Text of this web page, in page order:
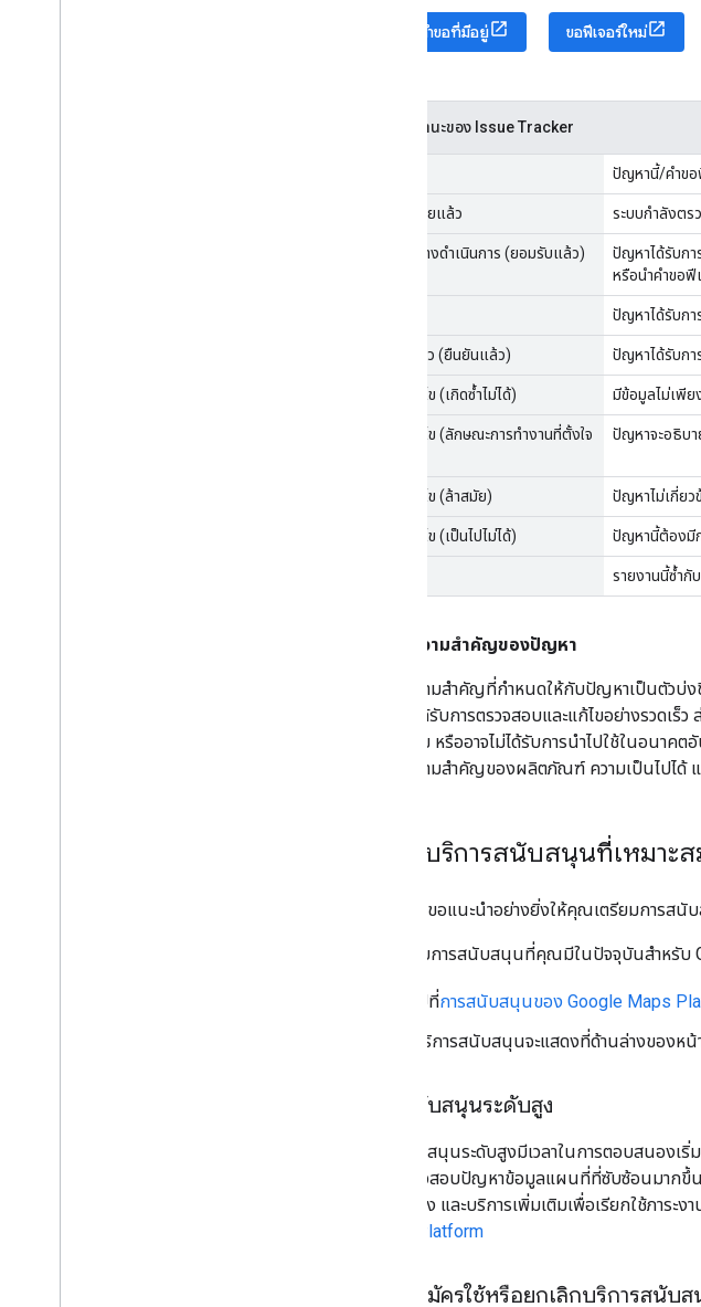
ค้นหาคำขอที่มีอยู่ ขอฟีเจอร์ใหม่
รหัสสถานะของ Issue Tracker
ปัญหานี้/คำขอ
มอบหมายแล้ว ระบบกำลังต
อยู่ระหว่างดำเนินการ (ยอมรับแล้ว)
ปัญหาได้รับกา
หรือนำคำขอฟี
ปัญหาได้รับกา
แก้ไขแล้ว (ยืนยันแล้ว) ปัญหาได้รับกา
จะไม่แก้ไข (เกิดซ้ำไม่ได้) มีข้อมูลไม่เพีย
จะไม่แก้ไข (ลักษณะการทำงานที่ตั้งใจ
ปัญหาจะอธิบ
จะไม่แก้ไข (ล้าสมัย) ปัญหาไม่เกี่ย
จะไม่แก้ไข (เป็นไปไม่ได้) ปัญหานี้ต้องมีก
รายงานนี้ซ้ำ
ลำดับความสำคัญของปัญหา
ลำดับความสำคัญที่กำหนดให้กับปัญหาเป็นตัวบ่
P2) จะได้รับการตรวจสอบและแก้ไขอย่างรวดเ
การแก้ไข หรืออาจไม่ได้รับการนำไปใช้ในอน
ลำดับความสำคัญของผลิตภัณฑ์ ความเป็นไปได้
เลือกบริการสนับสนุนที่เหมาะ
Google ขอแนะนำอย่างยิ่งให้คุณเตรียมการสนั
วิธีดูระดับการสนับสนุนที่คุณมีในปัจจุบันสำหรับ
ไปที่การสนับสนุนของ Google Maps
บริการสนับสนุนจะแสดงที่ด้านล่างของหน้
การสนับสนุนระดับสูง
การสนับสนุนระดับสูงมีเวลาในการตอบสนอง
การตรวจสอบปัญหาข้อมูลแผนที่ที่ซับซ้อนมาก
24 ชั่วโมง และบริการเพิ่มเติมเพื่อเรียกใช้ภา
Maps Platform
ลงชื่อสมัครใช้หรือยกเลิกบริการสนับ